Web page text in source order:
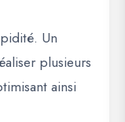
Un
plusieurs
ainsi